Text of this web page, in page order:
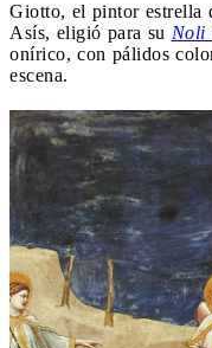
Giotto, el pintor estrella
Asís, eligió para su Noli
onírico, con pálidos
escena.